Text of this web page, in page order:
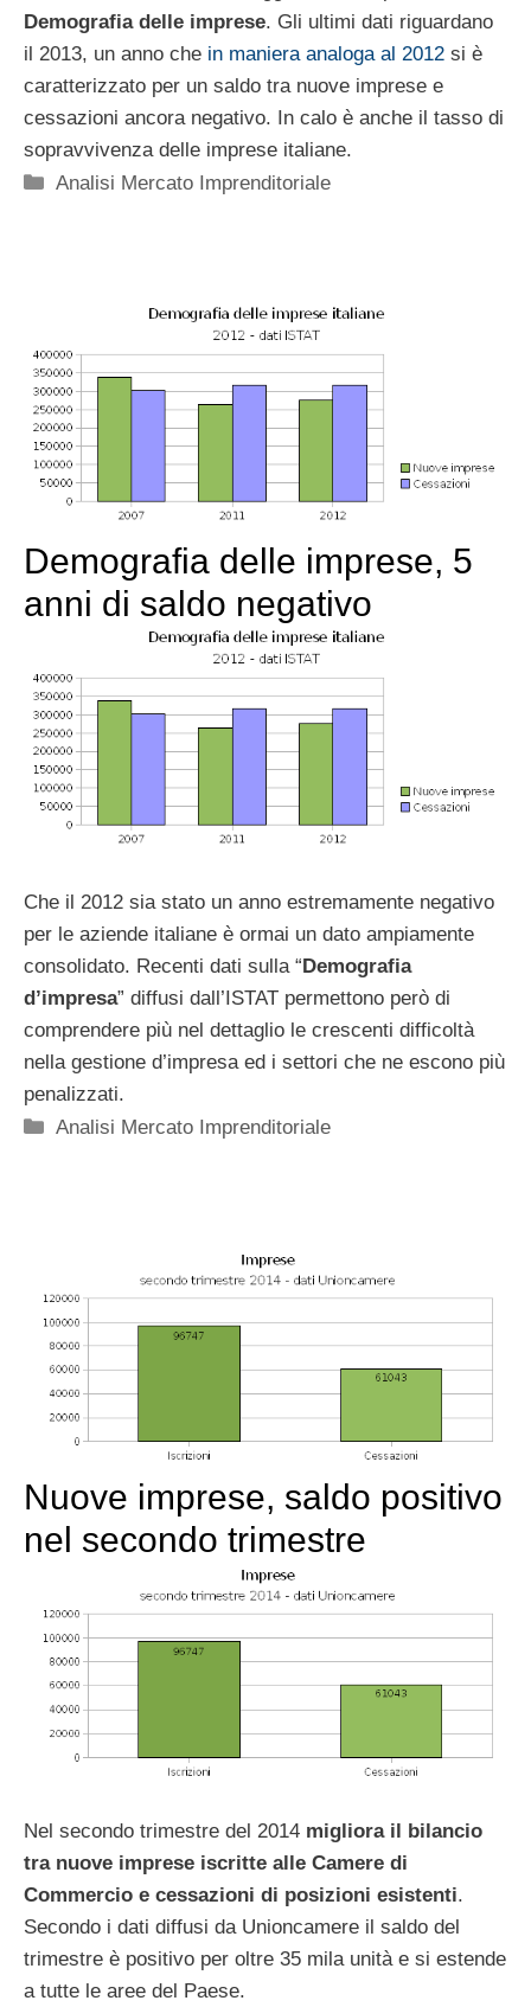
Demografia delle imprese. Gli ultimi dati riguardano
il 2013, un anno che in maniera analoga al 2012 si è
caratterizzato per un saldo tra nuove imprese e
cessazioni ancora negativo. In calo è anche il tasso di
sopravvivenza delle imprese italiane.
Categorie
Analisi Mercato Imprenditoriale
Demografia delle imprese, 5
anni di saldo negativo
Che il 2012 sia stato un anno estremamente negativo
per le aziende italiane è ormai un dato ampiamente
consolidato. Recenti dati sulla “Demografia
d’impresa” diffusi dall’ISTAT permettono però di
comprendere più nel dettaglio le crescenti difficoltà
nella gestione d’impresa ed i settori che ne escono più
penalizzati.
Categorie
Analisi Mercato Imprenditoriale
Nuove imprese, saldo positivo
nel secondo trimestre
Nel secondo trimestre del 2014 migliora il bilancio
tra nuove imprese iscritte alle Camere di
Commercio e cessazioni di posizioni esistenti.
Secondo i dati diffusi da Unioncamere il saldo del
trimestre è positivo per oltre 35 mila unità e si estende
a tutte le aree del Paese.